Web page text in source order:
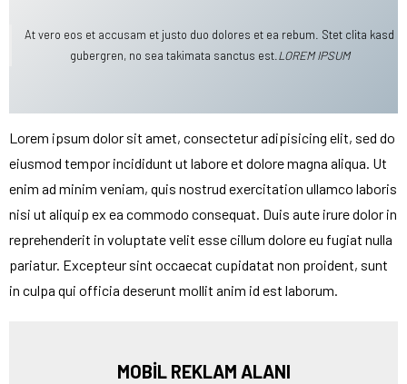
At vero eos et accusam et justo duo dolores et ea rebum. Stet clita kasd
gubergren, no sea takimata sanctus est. LOREM IPSUM
Lorem ipsum dolor sit amet, consectetur adipisicing elit, sed do
eiusmod tempor incididunt ut labore et dolore magna aliqua. Ut
enim ad minim veniam, quis nostrud exercitation ullamco laboris
nisi ut aliquip ex ea commodo consequat. Duis aute irure dolor in
reprehenderit in voluptate velit esse cillum dolore eu fugiat nulla
pariatur. Excepteur sint occaecat cupidatat non proident, sunt
in culpa qui officia deserunt mollit anim id est laborum.
MOBİL REKLAM ALANI